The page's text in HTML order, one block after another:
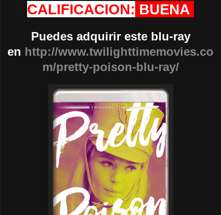
CALIFICACION: BUENA
Puedes adquirir este blu-ray
en http://www.twilighttimemovies.co
m/pretty-poison-blu-ray/